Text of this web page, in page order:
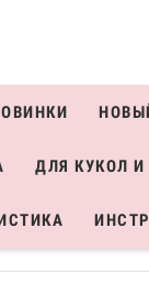
ДЛЯ КУКОЛ